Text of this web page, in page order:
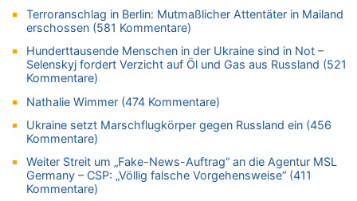
Belgier knackt Jackpot bei Lotterie EuroMillions und gewinnt
mehr als 111 Millionen €
08.08.2026 - 08:00 von Strolch zu
AS Eupen: „Keiner weiß, wohin die Reise geht…“
08.08.2026 - 05:07 von Marcel Scholzen Eimerscheid zu
In Belgien missachten zwei von drei Autofahrern das
08.08.2026 - 02:19 von Peter S. zu
Tempolimit in 30er-Zonen – Untersuchung von Vias
08.08.2026 - 00:26 von klar zu
Terroranschlag in Berlin: Mutmaßlicher Attentäter in Mailand
erschossen (581 Kommentare)
Hunderttausende Menschen in der Ukraine sind in Not –
Selenskyj fordert Verzicht auf Öl und Gas aus Russland (521
Kommentare)
Nathalie Wimmer (474 Kommentare)
Ukraine setzt Marschflugkörper gegen Russland ein (456
Kommentare)
Weiter Streit um „Fake-News-Auftrag“ an die Agentur MSL
Germany – CSP: „Völlig falsche Vorgehensweise“ (411
Kommentare)